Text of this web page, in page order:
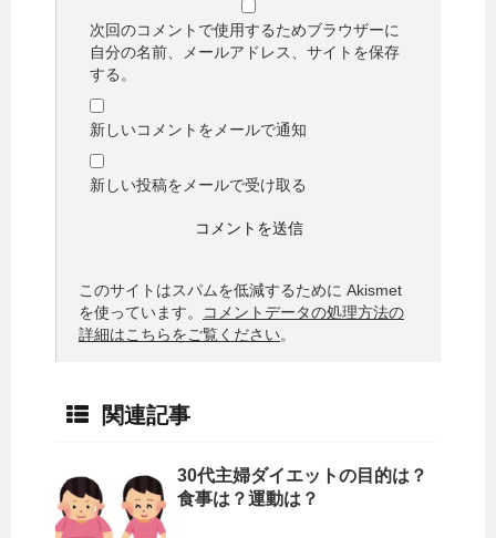
次回のコメントで使用するためブラウザーに
自分の名前、メールアドレス、サイトを保存
する。
新しいコメントをメールで通知
新しい投稿をメールで受け取る
このサイトはスパムを低減するために Akismet
を使っています。
コメントデータの処理方法の
詳細はこちらをご覧ください。
関連記事
30代主婦ダイエットの目的は？
食事は？運動は？